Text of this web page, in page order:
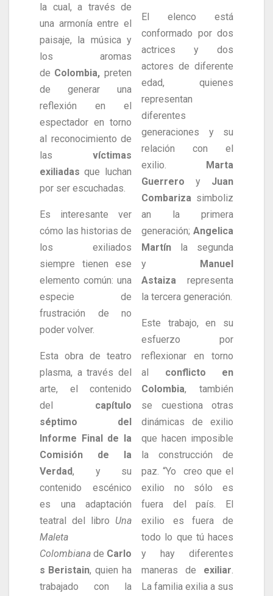
la cual, a través de
una armonía entre el
paisaje, la música y
los aromas
de Colombia, preten
de generar una
reflexión en el
espectador en torno
al reconocimiento de
las víctimas
exiliadas que luchan
por ser escuchadas.
Es interesante ver
cómo las historias de
los exiliados
siempre tienen ese
elemento común: una
especie de
frustración de no
poder volver.
Esta obra de teatro
plasma, a través del
arte, el contenido
del capítulo
séptimo del
Informe Final de la
Comisión de la
Verdad, y su
contenido escénico
es una adaptación
teatral del libro Una
Maleta
Colombiana de Carlo
s Beristain, quien ha
trabajado con la
El elenco está
conformado por dos
actrices y dos
actores de diferente
edad, quienes
representan
diferentes
generaciones y su
relación con el
exilio. Marta
Guerrero y Juan
Combariza simboliz
an la primera
generación; Angelica
Martín la segunda
y Manuel
Astaiza representa
la tercera generación.
Este trabajo, en su
esfuerzo por
reflexionar en torno
al conflicto en
Colombia, también
se cuestiona otras
dinámicas de exilio
que hacen imposible
la construcción de
paz. “Yo creo que el
exilio no sólo es
fuera del país. El
exilio es fuera de
todo lo que tú haces
y hay diferentes
maneras de exiliar.
La familia exilia a sus